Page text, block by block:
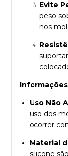
Evite
peso
nos
Uso Não
uso dos
ocorrer
Material
silicone